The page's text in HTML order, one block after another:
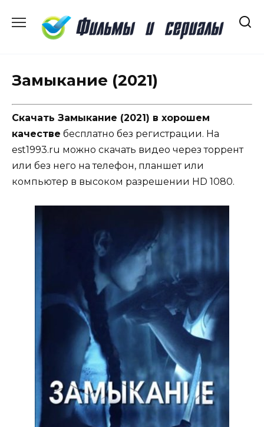
содержанию
Замыкание (2021)
Скачать Замыкание (2021) в хорошем
качестве бесплатно без регистрации. На
est1993.ru можно скачать видео через торрент
или без него на телефон, планшет или
компьютер в высоком разрешении HD 1080.